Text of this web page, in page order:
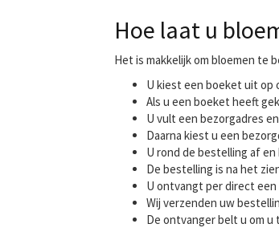
Hoe laat u
Het is makkelijk om bloemen te
U kiest een boeket uit op
Als u een boeket heeft
U vult een bezorgadres
Daarna kiest u een
U rond de bestelling af
De bestelling is na het
U ontvangt per direct
Wij verzenden uw
De ontvanger belt u om